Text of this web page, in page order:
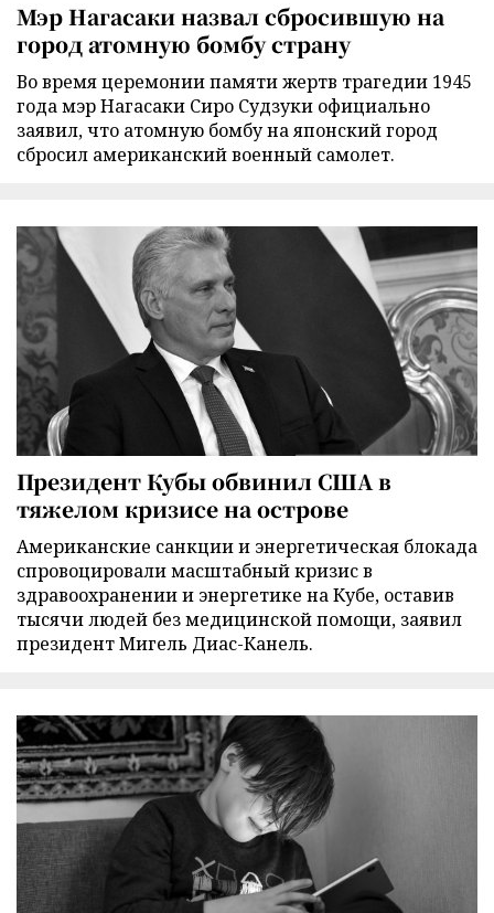
Мэр Нагасаки назвал сбросившую на
город атомную бомбу страну
Во время церемонии памяти жертв трагедии 1945
года мэр Нагасаки Сиро Судзуки официально
заявил, что атомную бомбу на японский город
сбросил американский военный самолет.
Президент Кубы обвинил США в
тяжелом кризисе на острове
Американские санкции и энергетическая блокада
спровоцировали масштабный кризис в
здравоохранении и энергетике на Кубе, оставив
тысячи людей без медицинской помощи, заявил
президент Мигель Диас-Канель.